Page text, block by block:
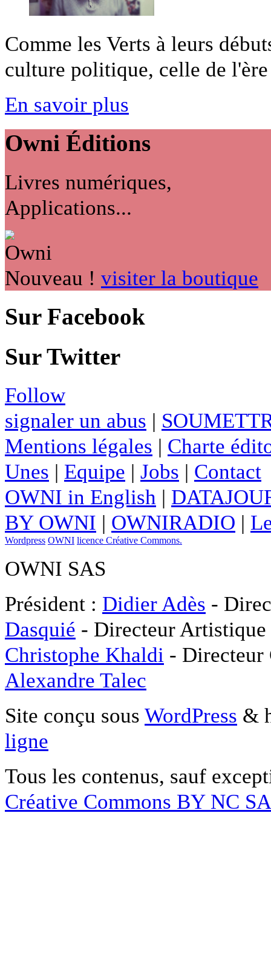
Comme les Verts à leurs
culture politique, celle de
En savoir plus
Owni Éditions
Livres numériques,
Applications...
Nouveau ! visiter la boutique
Sur Facebook
Sur Twitter
Follow
signaler un abus |
Mentions légales | Charte
Unes | Equipe | Jobs | Contact
OWNI in English |
BY OWNI | OWNIRADIO |
Wordpress OWNI licence Créative Commons.
OWNI SAS
Président : Didier Adès -
Dasquié - Directeur
Christophe Khaldi -
Alexandre Talec
Site conçu sous WordPress &
ligne
Tous les contenus, sauf
Créative Commons BY NC SA